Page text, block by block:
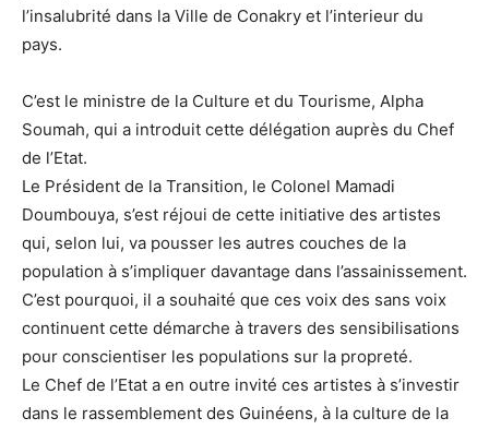
l’insalubrité dans la Ville de Conakry et l’interieur du
pays.
C’est le ministre de la Culture et du Tourisme, Alpha
Soumah, qui a introduit cette délégation auprès du Chef
de l’Etat.
Le Président de la Transition, le Colonel Mamadi
Doumbouya, s’est réjoui de cette initiative des artistes
qui, selon lui, va pousser les autres couches de la
population à s’impliquer davantage dans l’assainissement.
C’est pourquoi, il a souhaité que ces voix des sans voix
continuent cette démarche à travers des sensibilisations
pour conscientiser les populations sur la propreté.
Le Chef de l’Etat a en outre invité ces artistes à s’investir
dans le rassemblement des Guinéens, à la culture de la